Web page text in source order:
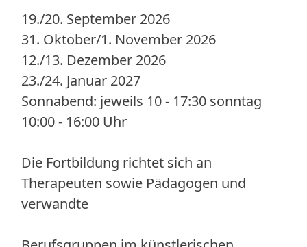
19./20. September 2026
31. Oktober/1. November 2026
12./13. Dezember 2026
23./24. Januar 2027
Sonnabend: jeweils 10 - 17:30 sonntag
10:00 - 16:00 Uhr
Die Fortbildung richtet sich an
Therapeuten sowie Pädagogen und
verwandte